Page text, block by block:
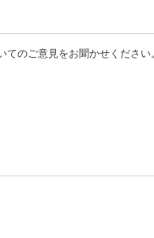
のご意見をお聞かせください